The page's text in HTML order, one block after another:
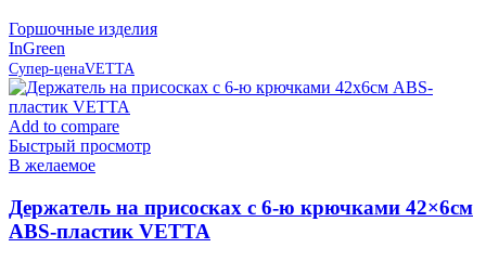
Горшочные изделия
InGreen
Супер-ценаVETTA
Add to compare
Быстрый просмотр
В желаемое
Держатель на присосках с 6-ю крючками 42×6см
ABS-пластик VETTA